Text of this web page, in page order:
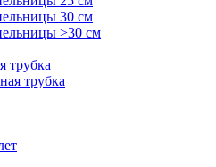
30 см
>30 см
трубка
трубка